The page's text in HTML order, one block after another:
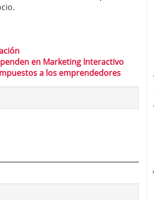
en Marketing Interactivo
a los emprendedores